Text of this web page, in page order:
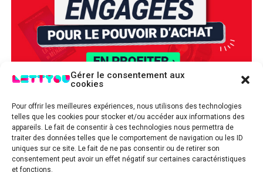
Gérer le consentement aux
cookies
Pour offrir les meilleures expériences, nous utilisons des technologies
telles que les cookies pour stocker et/ou accéder aux informations des
appareils. Le fait de consentir à ces technologies nous permettra de
traiter des données telles que le comportement de navigation ou les ID
uniques sur ce site. Le fait de ne pas consentir ou de retirer son
consentement peut avoir un effet négatif sur certaines caractéristiques
et fonctions.